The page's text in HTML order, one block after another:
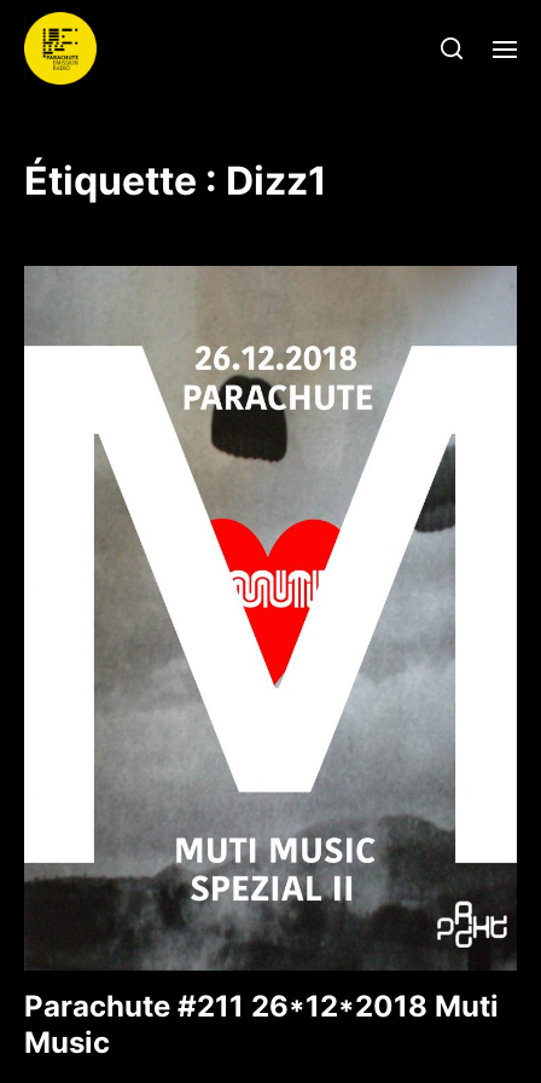
Étiquette : Dizz1
Parachute #211 26*12*2018 Muti
Music